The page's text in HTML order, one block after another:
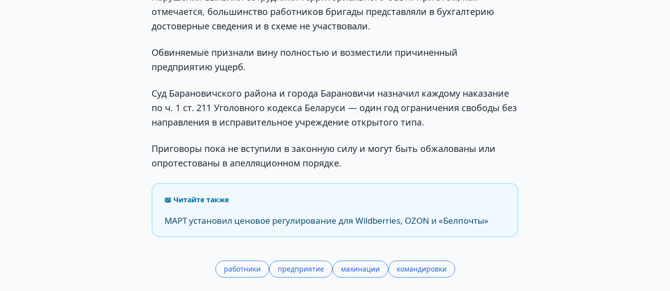
отмечается, большинство работников бригады представляли в бухгалтерию
достоверные сведения и в схеме не участвовали.
Обвиняемые признали вину полностью и возместили причиненный
предприятию ущерб.
Суд Барановичского района и города Барановичи назначил каждому наказание
по ч. 1 ст. 211 Уголовного кодекса Беларуси — один год ограничения свободы без
направления в исправительное учреждение открытого типа.
Приговоры пока не вступили в законную силу и могут быть обжалованы или
опротестованы в апелляционном порядке.
📖 Читайте также
МАРТ установил ценовое регулирование для Wildberries, OZON и «Белпочты»
работники предприятие махинации командировки